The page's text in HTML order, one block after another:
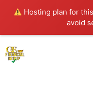
Hosting plan for
avoid